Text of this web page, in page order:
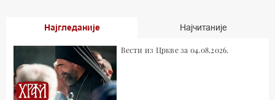
Најгледаније Најчитаније
Вести из Цркве за 04.08.2026.